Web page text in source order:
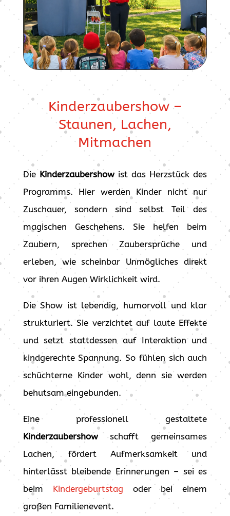
Kinderzaubershow –
Staunen, Lachen,
Mitmachen
Die Kinderzaubershowist das Herzstück des
Programms. Hier werden Kinder nicht nur
Zuschauer, sondern sind selbst Teil des
magischen Geschehens. Sie helfen beim
Zaubern, sprechen Zaubersprüche und
erleben, wie scheinbar Unmögliches direkt
vor ihren Augen Wirklichkeit wird.
Die Show ist lebendig, humorvoll und klar
strukturiert. Sie verzichtet auf laute Effekte
und setzt stattdessen auf Interaktion und
kindgerechte Spannung. So fühlen sich auch
schüchterne Kinder wohl, denn sie werden
behutsam eingebunden.
Eine professionell gestaltete
Kinderzaubershowschafft gemeinsames
Lachen, fördert Aufmerksamkeit und
hinterlässt bleibende Erinnerungen – sei es
beim Kindergeburtstag oder bei einem
großen Familienevent.